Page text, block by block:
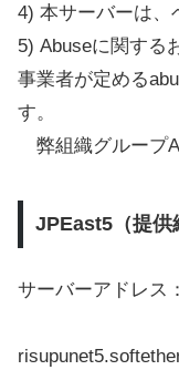
4) 本サーバーは、
5) Abuseに関する
事業者が定める
す。
弊組織グループ
JPEast5（提供
サーバーアドレス